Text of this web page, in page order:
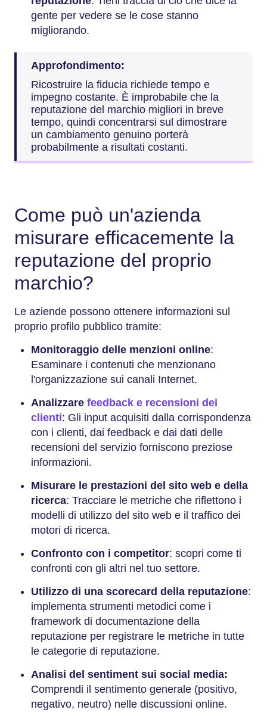
gente per vedere se le cose stanno
migliorando.
Approfondimento:
Ricostruire la fiducia richiede tempo e
impegno costante. È improbabile che la
reputazione del marchio migliori in breve
tempo, quindi concentrarsi sul dimostrare
un cambiamento genuino porterà
probabilmente a risultati costanti.
Come può un'azienda
misurare efficacemente la
reputazione del proprio
marchio?
Le aziende possono ottenere informazioni sul
proprio profilo pubblico tramite:
Monitoraggio delle menzioni online:
Esaminare i contenuti che menzionano
l'organizzazione sui canali Internet.
Analizzare feedback e recensioni dei
clienti: Gli input acquisiti dalla corrispondenza
con i clienti, dai feedback e dai dati delle
recensioni del servizio forniscono preziose
informazioni.
Misurare le prestazioni del sito web e della
ricerca: Tracciare le metriche che riflettono i
modelli di utilizzo del sito web e il traffico dei
motori di ricerca.
Confronto con i competitor: scopri come ti
confronti con gli altri nel tuo settore.
Utilizzo di una scorecard della reputazione:
implementa strumenti metodici come i
framework di documentazione della
reputazione per registrare le metriche in tutte
le categorie di reputazione.
Analisi del sentiment sui social media:
Comprendi il sentimento generale (positivo,
negativo, neutro) nelle discussioni online.